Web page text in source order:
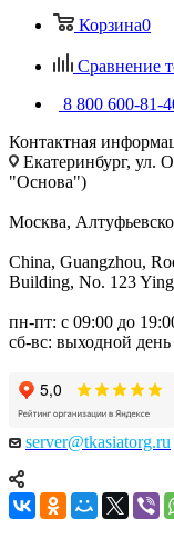
Корзина0
Сравнение
8 800 600-81-
Контактная
Екатеринбург, ул.
"Основа")
Москва,
China, Guangzhou,
Building, No. 123
пн-пт: с 09:00 до
сб-вс: выходной день
server@tkasiatorg.ru